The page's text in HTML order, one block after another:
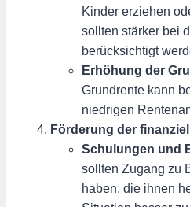
Kinder erziehen
sollten stärker bei
berücksichtigt
Erhöhung der
Grundrente kann
niedrigen
Förderung der
Schulungen und
sollten Zugang zu
haben, die ihnen